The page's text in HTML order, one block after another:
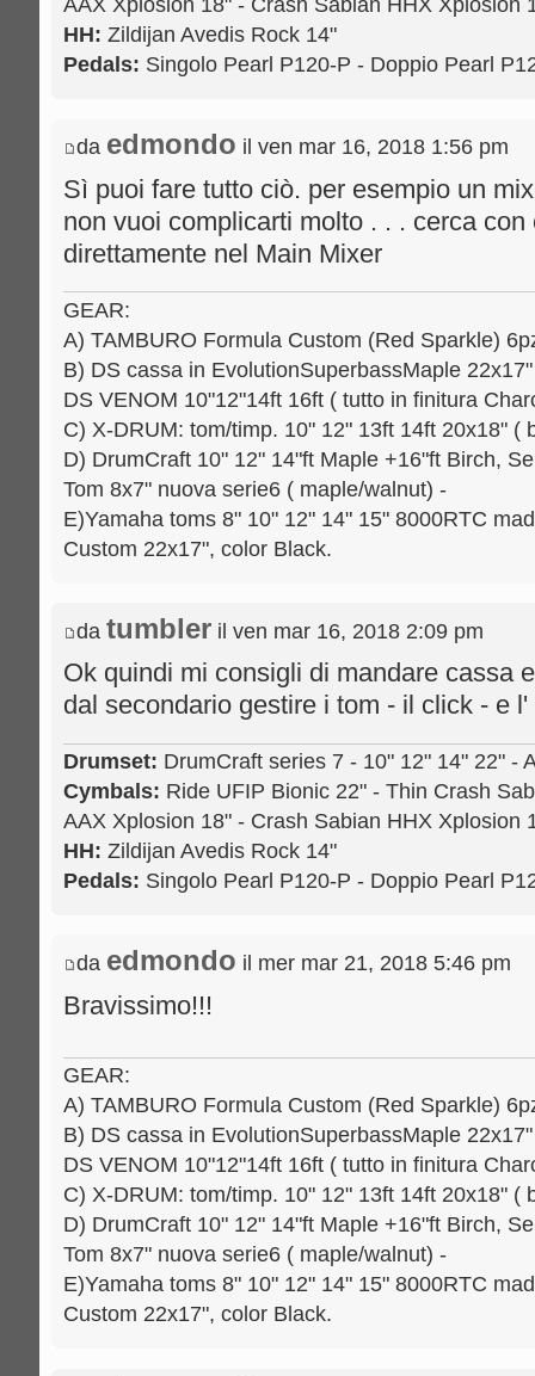
AAX Xplosion 18" - Crash Sabian HHX Xplosion
HH: Zildijan Avedis Rock 14"
Pedals: Singolo Pearl P120-P - Doppio Pearl
da edmondo il ven mar 16, 2018 1:56 pm
Sì puoi fare tutto ciò. per esempio un
non vuoi complicarti molto . . . cerca
direttamente nel Main Mixer
GEAR:
A) TAMBURO Formula Custom (Red Sparkle)
B) DS cassa in EvolutionSuperbassMaple
DS VENOM 10"12"14ft 16ft ( tutto in finitura
C) X-DRUM: tom/timp. 10" 12" 13ft 14ft 20x18" (
D) DrumCraft 10" 12" 14"ft Maple +16"ft Birch,
Tom 8x7" nuova serie6 ( maple/walnut) -
E)Yamaha toms 8" 10" 12" 14" 15" 8000RTC
Custom 22x17", color Black.
da tumbler il ven mar 16, 2018 2:09 pm
Ok quindi mi consigli di mandare cassa
dal secondario gestire i tom - il click - e l'
Drumset: DrumCraft series 7 - 10" 12" 14" 22" -
Cymbals: Ride UFIP Bionic 22" - Thin Crash
AAX Xplosion 18" - Crash Sabian HHX Xplosion
HH: Zildijan Avedis Rock 14"
Pedals: Singolo Pearl P120-P - Doppio Pearl
da edmondo il mer mar 21, 2018 5:46 pm
Bravissimo!!!
GEAR:
A) TAMBURO Formula Custom (Red Sparkle)
B) DS cassa in EvolutionSuperbassMaple
DS VENOM 10"12"14ft 16ft ( tutto in finitura
C) X-DRUM: tom/timp. 10" 12" 13ft 14ft 20x18" (
D) DrumCraft 10" 12" 14"ft Maple +16"ft Birch,
Tom 8x7" nuova serie6 ( maple/walnut) -
E)Yamaha toms 8" 10" 12" 14" 15" 8000RTC
Custom 22x17", color Black.